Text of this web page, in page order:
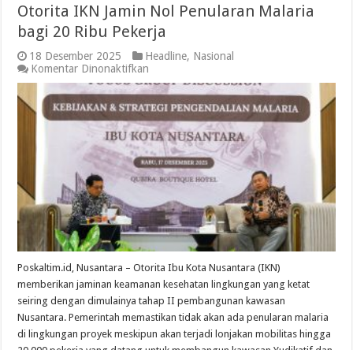
Otorita IKN Jamin Nol Penularan Malaria
bagi 20 Ribu Pekerja
18 Desember 2025 Headline, Nasional
Komentar Dinonaktifkan
Otorita
IKN
Jamin
Nol
Penularan
Malaria
bagi
20
Ribu
Poskaltim.id, Nusantara – Otorita Ibu Kota Nusantara (IKN)
memberikan jaminan keamanan kesehatan lingkungan yang ketat
seiring dengan dimulainya tahap II pembangunan kawasan
Nusantara. Pemerintah memastikan tidak akan ada penularan malaria
di lingkungan proyek meskipun akan terjadi lonjakan mobilitas hingga